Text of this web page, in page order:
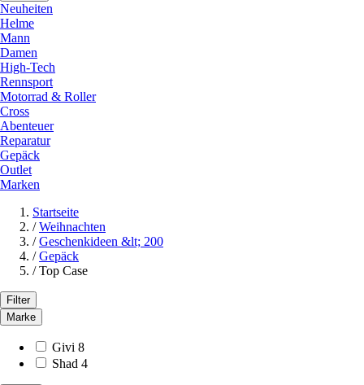
Neuheiten
Helme
Mann
Damen
High-Tech
Rennsport
Motorrad & Roller
Cross
Abenteuer
Reparatur
Gepäck
Outlet
Marken
Startseite
/ Weihnachten
/ Geschenkideen &lt; 200
/ Gepäck
/ Top Case
Filter
Marke
Givi 8
Shad 4